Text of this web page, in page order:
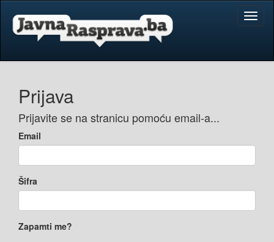
Prijava
Prijavite se na stranicu pomoću email-a...
Email
Šifra
Zapamti me?